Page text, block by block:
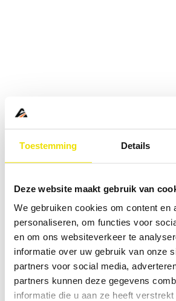
Toestemming Details
Deze website maakt gebruik van
We gebruiken cookies om content en
personaliseren, om functies voor
en om ons websiteverkeer te
informatie over uw gebruik van onze
partners voor social media,
partners kunnen deze gegevens
informatie die u aan ze heeft
Application error: a client-side
loadingwww.abd.nl(see the
information).